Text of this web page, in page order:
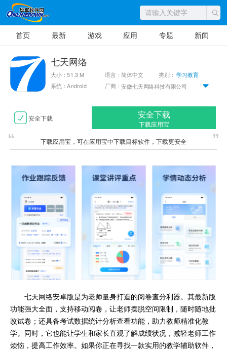
首页 最新 游戏 应用 专题 新闻
七天网络
大小：51.3 M 语言：简体中文 类别：学习教育
系统：Android
厂商：安徽七天网络科技有限公司
安全下载 安全下载
下载应用宝
下载应用宝，可在应用宝中下载目标软件，下载更安全
七天网络安卓版是为老师量身打造的阅卷查分利器。其最新版
功能强大全面，支持移动阅卷，让老师摆脱空间限制，随时随地批
改试卷；还具备考试数据统计分析查看功能，助力教师精准化教
学。同时，它也能让学生和家长直观了解成绩状况，减轻老师工作
烦恼，提高工作效率。如果你正在寻找一款实用的教学辅助软件，